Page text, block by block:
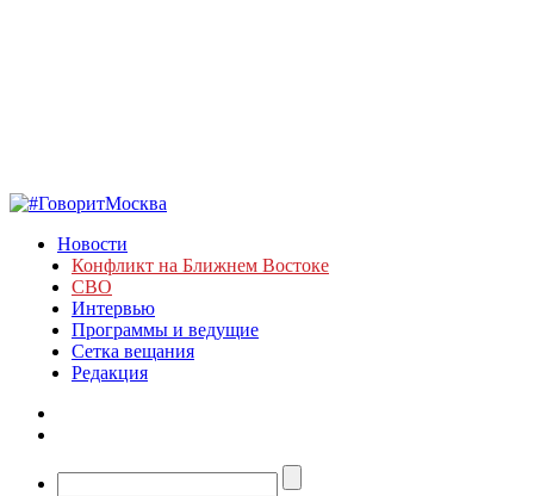
Новости
Конфликт на Ближнем Востоке
СВО
Интервью
Программы и ведущие
Сетка вещания
Редакция